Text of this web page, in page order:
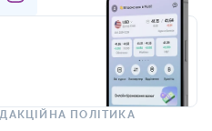
ПОЛІТИКА